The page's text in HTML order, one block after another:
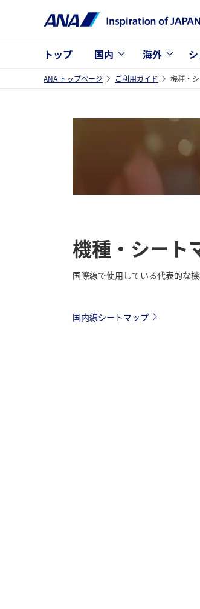
トップ 国内 海外
ANA トップページ ご利用ガイド 機種・
機種・シート
国際線で使用している代表的な機
国内線シートマップ